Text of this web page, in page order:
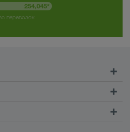
254,045*
перевозок